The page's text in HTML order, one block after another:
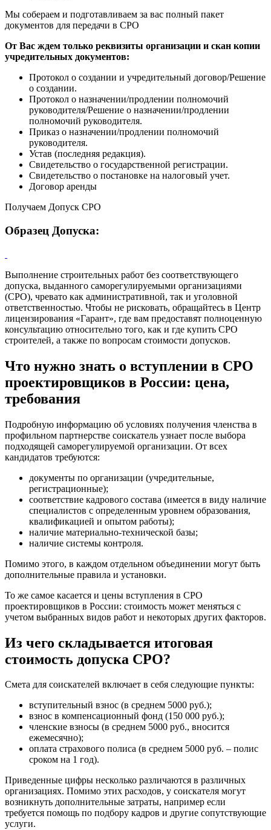
Мы собераем и подготавливаем за вас полный пакет
документов для передачи в СРО
От Вас ждем только реквизиты организации и скан копии
учредительных документов:
Протокол о создании и учредительный договор/Решение
о создании.
Протокол о назначении/продлении полномочий
руководителя/Решение о назначении/продлении
полномочий руководителя.
Приказ о назначении/продлении полномочий
руководителя.
Устав (последняя редакция).
Свидетельство о государственной регистрации.
Свидетельство о постановке на налоговый учет.
Договор аренды
Получаем Допуск СРО
Образец Допуска:
Выполнение строительных работ без соответствующего
допуска, выданного саморегулируемыми организациями
(СРО), чревато как административной, так и уголовной
ответственностью. Чтобы не рисковать, обращайтесь в Центр
лицензирования «Гарант», где вам предоставят полноценную
консультацию относительно того, как и где купить СРО
строителей, а также по вопросам стоимости допусков.
Что нужно знать о вступлении в СРО
проектировщиков в России: цена,
требования
Подробную информацию об условиях получения членства в
профильном партнерстве соискатель узнает после выбора
подходящей саморегулируемой организации. От всех
кандидатов требуются:
документы по организации (учредительные,
регистрационные);
соответствие кадрового состава (имеется в виду наличие
специалистов с определенным уровнем образования,
квалификацией и опытом работы);
наличие материально-технической базы;
наличие системы контроля.
Помимо этого, в каждом отдельном объединении могут быть
дополнительные правила и установки.
То же самое касается и цены вступления в СРО
проектировщиков в России: стоимость может меняться с
учетом выбранных видов работ и некоторых других факторов.
Из чего складывается итоговая
стоимость допуска СРО?
Смета для соискателей включает в себя следующие пункты:
вступительный взнос (в среднем 5000 руб.);
взнос в компенсационный фонд (150 000 руб.);
членские взносы (в среднем 5000 руб., вносится
ежемесячно);
оплата страхового полиса (в среднем 5000 руб. – полис
сроком на 1 год).
Приведенные цифры несколько различаются в различных
организациях. Помимо этих расходов, у соискателя могут
возникнуть дополнительные затраты, например если
требуется помощь по подбору кадров и другие сопутствующие
услуги.